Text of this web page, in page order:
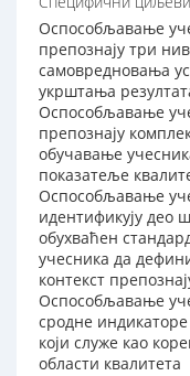
Оспособљавање
препознају три
самовредновања
укрштања
Оспособљавање
препознају
обучавање
показатеље
Оспособљавање
идентификују део
обухваћен
учесника да
контекст
Оспособљавање
сродне индикаторе
који служе као
области квалитета